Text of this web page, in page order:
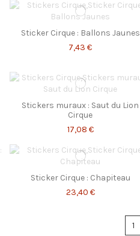
Sticker Cirque : Ballons Jaunes
7,43 €
Stickers muraux : Saut du Lion
Cirque
17,08 €
Sticker Cirque : Chapiteau
23,40 €
1